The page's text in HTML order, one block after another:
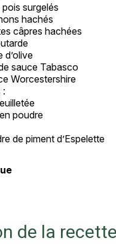
surgelés
hachés
câpres hachées
d’olive
sauce Tabasco
Worcestershire
:
poudre
de piment d’Espelette
de la recette